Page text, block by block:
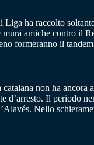
ha raccolto
amiche contro il
formeranno il
non ha
Il periodo
Nello